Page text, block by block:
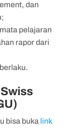
dan
pelajaran
rapor dari
bisa buka link